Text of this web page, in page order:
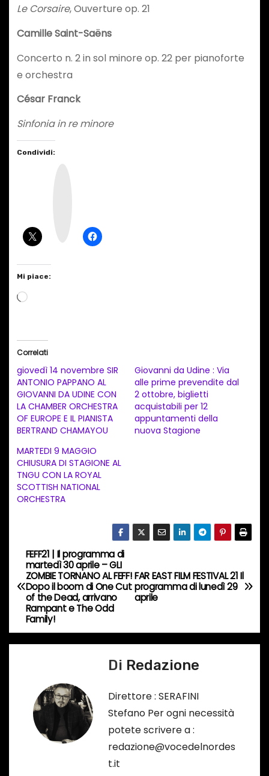
Le Corsaire, Ouverture op. 21
Camille Saint-Saëns
Concerto n. 2 in sol minore op. 22 per pianoforte
e orchestra
César Franck
Sinfonia in re minore
Condividi:
Mi piace:
C
a
m
e
n
t
o
i
n
r
s
o
…
Correlati
giovedì 14 novembre SIR
ANTONIO PAPPANO AL
GIOVANNI DA UDINE CON
LA CHAMBER ORCHESTRA
OF EUROPE E IL PIANISTA
BERTRAND CHAMAYOU
Giovanni da Udine : Via
alle prime prevendite dal
2 ottobre, biglietti
acquistabili per 12
appuntamenti della
nuova Stagione
MARTEDI 9 MAGGIO
CHIUSURA DI STAGIONE AL
TNGU CON LA ROYAL
SCOTTISH NATIONAL
ORCHESTRA
N
a
v
i
FAR EAST FILM FESTIVAL 21 Il
programma di lunedì 29
aprile
FEFF21 | Il programma di
martedì 30 aprile – GLI
ZOMBIE TORNANO AL FEFF!
Dopo il boom di One Cut
of the Dead, arrivano
Rampant e The Odd
Family!
Di Redazione
Direttore : SERAFINI
Stefano Per ogni necessità
potete scrivere a :
redazione@vocedelnordes
t.it